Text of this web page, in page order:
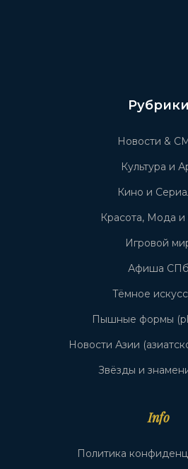
Рубрики
Новости &
Культура и
Кино и
Красота, Мода и
Игровой
Афиша СПб
Тёмное
Пышные формы
Новости Азии
Звёзды и
Info
Политика